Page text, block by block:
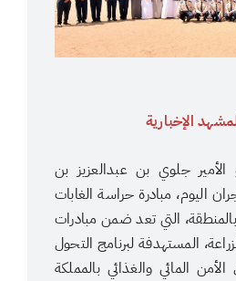
الإخبارية
جلوي بن عبدالعزيز بن
اليوم، مبادرة حراسة الغابات
التي تعد ضمن مبادرات
المستهدفة لبرنامج التحول
لتحقيق الأمن المائي والغذائي بالمملكة